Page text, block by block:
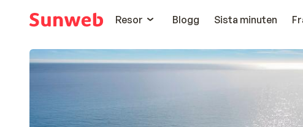
Resor
Blogg Sista minuten